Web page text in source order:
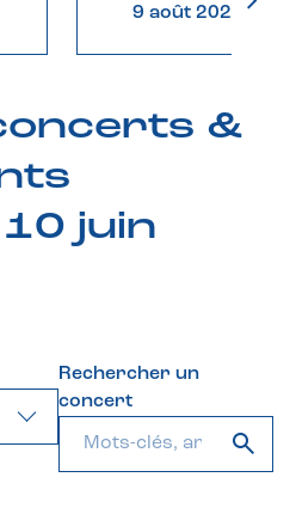
9 août 2026
&
juin
Rechercher un
concert